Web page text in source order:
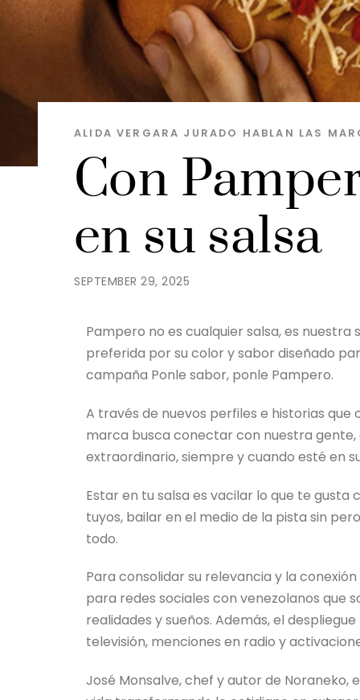
SEPTEMBER 29, 2025
Con
en su salsa
ALIDA VERGARA JURADO HABLAN LAS
Pampero no es cualquier salsa, es
preferida por su color y sabor diseñado
campaña Ponle sabor, ponle Pampero.
A través de nuevos perfiles e historias
marca busca conectar con nuestra
extraordinario, siempre y cuando esté en
Estar en tu salsa es vacilar lo que te
tuyos, bailar en el medio de la pista sin
todo.
Para consolidar su relevancia y la
para redes sociales con venezolanos que
realidades y sueños. Además, el
televisión, menciones en radio y
José Monsalve, chef y autor de